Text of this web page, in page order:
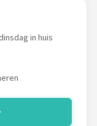
in huis